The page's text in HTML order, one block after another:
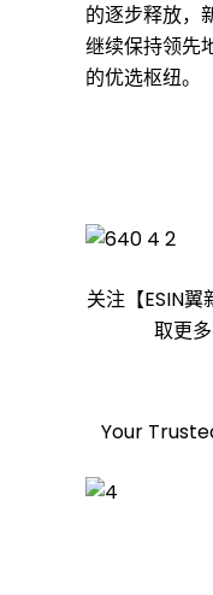
业
压
的逐步释放，
继续保持领先
的优选枢纽。
关注【ESIN
取更
Your